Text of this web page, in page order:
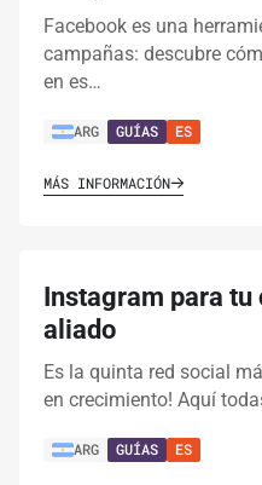
Facebook es una
campañas: descubre
en es…
ARG GUÍAS ES
MÁS INFORMACIÓN
Instagram para tu
aliado
Es la quinta red social
en crecimiento! Aquí
ARG GUÍAS ES